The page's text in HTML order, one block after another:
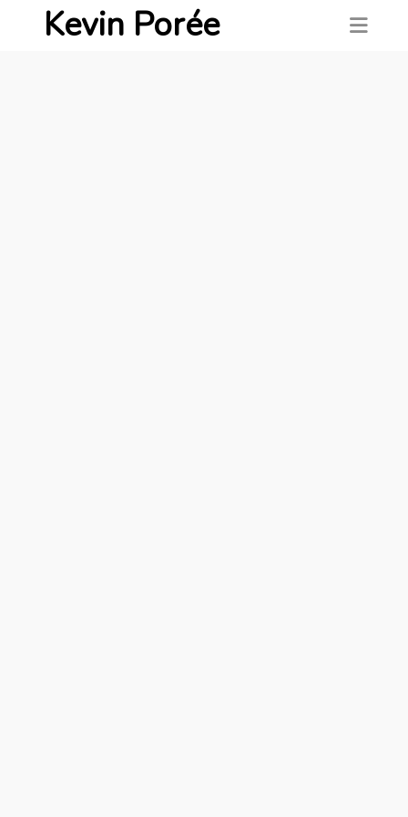
Kevin Porée